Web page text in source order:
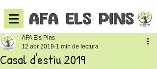
Casal d'estiu 2019
AFA Els Pins
12 abr 2019 1 min de lectura